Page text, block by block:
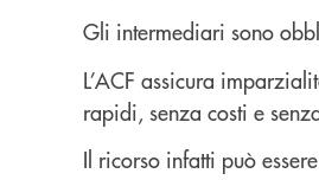
Gli intermediari sono
L’ACF assicura
rapidi, senza costi e
Il ricorso infatti può